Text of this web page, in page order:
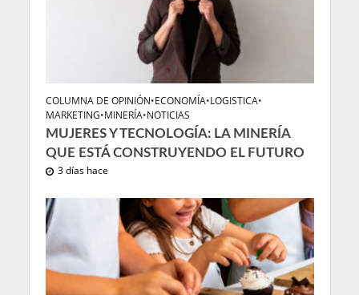
COLUMNA DE OPINIÓN•ECONOMÍA•LOGISTICA•
MARKETING•MINERÍA•NOTICIAS
MUJERES Y TECNOLOGÍA: LA MINERÍA
QUE ESTÁ CONSTRUYENDO EL FUTURO
3 días hace